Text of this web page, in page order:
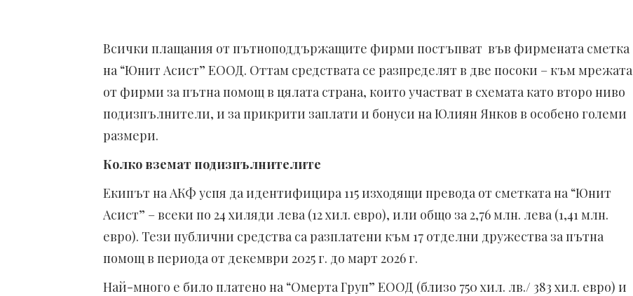
Всички плащания от пътноподдържащите фирми постъпват във фирмената сметка
на “Юнит Асист” ЕООД. Оттам средствата се разпределят в две посоки – към мрежата
от фирми за пътна помощ в цялата страна, които участват в схемата като второ ниво
подизпълнители, и за прикрити заплати и бонуси на Юлиян Янков в особено големи
размери.
Колко вземат подизпълнителите
Екипът на АКФ успя да идентифицира 115 изходящи превода от сметката на “Юнит
Асист” – всеки по 24 хиляди лева (12 хил. евро), или общо за 2,76 млн. лева (1,41 млн.
евро). Тези публични средства са разплатени към 17 отделни дружества за пътна
помощ в периода от декември 2025 г. до март 2026 г.
Най-много е било платено на “Омерта Груп” ЕООД (близо 750 хил. лв./ 383 хил. евро) и